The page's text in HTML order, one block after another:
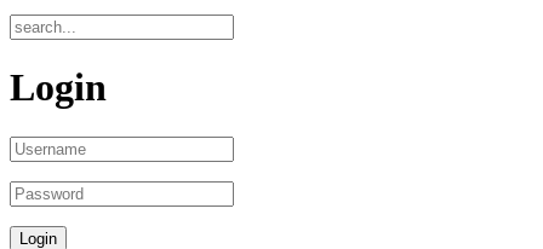
Login